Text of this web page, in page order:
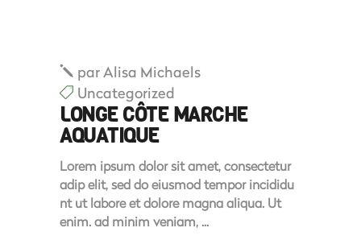
parAlisa Michaels
Uncategorized
LONGE CÔTE MARCHE
AQUATIQUE
Lorem ipsum dolor sit amet, consectetur
adip elit, sed do eiusmod tempor incididu
nt ut labore et dolore magna aliqua. Ut
enim. ad minim veniam,